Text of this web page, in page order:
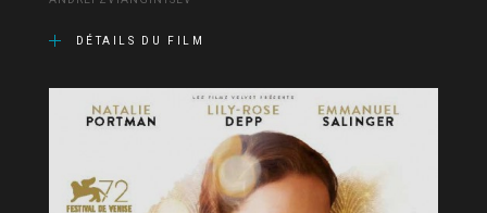
DÉTAILS DU FILM